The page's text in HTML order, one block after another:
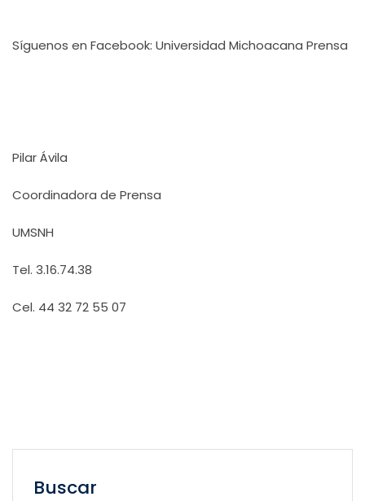
Síguenos en Facebook: Universidad Michoacana Prensa
Pilar Ávila
Coordinadora de Prensa
UMSNH
Tel. 3.16.74.38
Cel. 44 32 72 55 07
Buscar